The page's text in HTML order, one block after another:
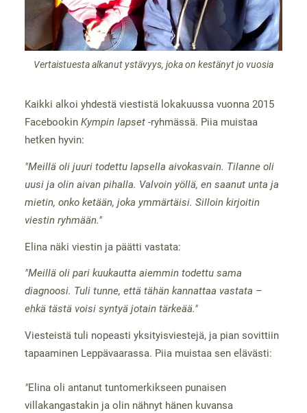
Vertaistuesta alkanut ystävyys, joka on kestänyt jo vuosia
Kaikki alkoi yhdestä viestistä lokakuussa vuonna 2015
Facebookin Kympin lapset-ryhmässä. Piia muistaa
hetken hyvin:
"Meillä oli juuri todettu lapsella aivokasvain. Tilanne oli
uusi ja olin aivan pihalla. Valvoin yöllä, en saanut unta ja
mietin, onko ketään, joka ymmärtäisi. Silloin kirjoitin
viestin ryhmään."
Elina näki viestin ja päätti vastata:
"Meillä oli pari kuukautta aiemmin todettu sama
diagnoosi. Tuli tunne, että tähän kannattaa vastata –
ehkä tästä voisi syntyä jotain tärkeää."
Viesteistä tuli nopeasti yksityisviestejä, ja pian sovittiin
tapaaminen Leppävaarassa. Piia muistaa sen elävästi:
"Elina oli antanut tuntomerkikseen punaisen
villakangastakin ja olin nähnyt hänen kuvansa